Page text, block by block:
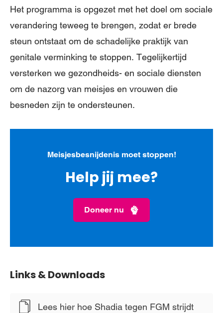
Het programma is opgezet met het doel om sociale
verandering teweeg te brengen, zodat er brede
steun ontstaat om de schadelijke praktijk van
genitale verminking te stoppen. Tegelijkertijd
versterken we gezondheids- en sociale diensten
om de nazorg van meisjes en vrouwen die
besneden zijn te ondersteunen.
Meisjesbesnijdenis moet stoppen!
Help jij mee?
Doneer nu
Links & Downloads
Lees hier hoe Shadia tegen FGM strijdt